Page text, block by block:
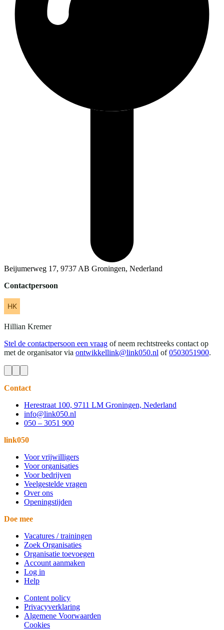
Beijumerweg 17, 9737 AB Groningen, Nederland
Contactpersoon
Hillian Kremer
Stel de contactpersoon een vraag of neem rechtstreeks contact op
met de organisator via ontwikkellink@link050.nl of 0503051900.
Contact
Herestraat 100, 9711 LM Groningen, Nederland
info@link050.nl
050 – 3051 900
link050
Voor vrijwilligers
Voor organisaties
Voor bedrijven
Veelgestelde vragen
Over ons
Openingstijden
Doe mee
Vacatures / trainingen
Zoek Organisaties
Organisatie toevoegen
Account aanmaken
Log in
Help
Content policy
Privacyverklaring
Algemene Voorwaarden
Cookies